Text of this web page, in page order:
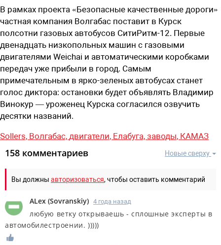
В рамках проекта «Безопасные качественные дороги»
частная компания Волгабас поставит в Курск
полсотни газовых автобусов СитиРитм-12. Первые
двенадцать низкопольных машин с газовыми
двигателями Weichai и автоматическими коробками
передач уже прибыли в город. Самым
примечательным в ярко-зеленых автобусах станет
голос диктора: остановки будет объявлять Владимир
Винокур — уроженец Курска согласился озвучить
десятки названий.
Sollers, Волгабас, двигатели, Елабуга, заводы, КАМАЗ
Новые сверху
158 комментариев
Вы должны авторизоваться, чтобы оставить комментарий
ALex (Sovranskiy) 4 года назад
любую ветку открываешь - сплошные эксперты в
автомобилестроении. )))))